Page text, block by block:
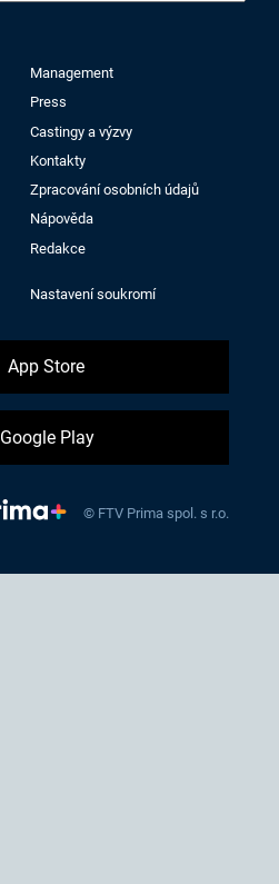
Management
Press
Castingy a výzvy
Kontakty
Zpracování osobních údajů
Nápověda
Redakce
Nastavení soukromí
App Store
Google Play
© FTV Prima spol. s r.o.